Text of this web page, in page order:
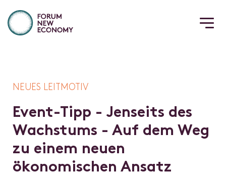
NEUES LEITMOTIV
Event-Tipp - Jenseits des
Wachstums - Auf dem Weg
zu einem neuen
ökonomischen Ansatz